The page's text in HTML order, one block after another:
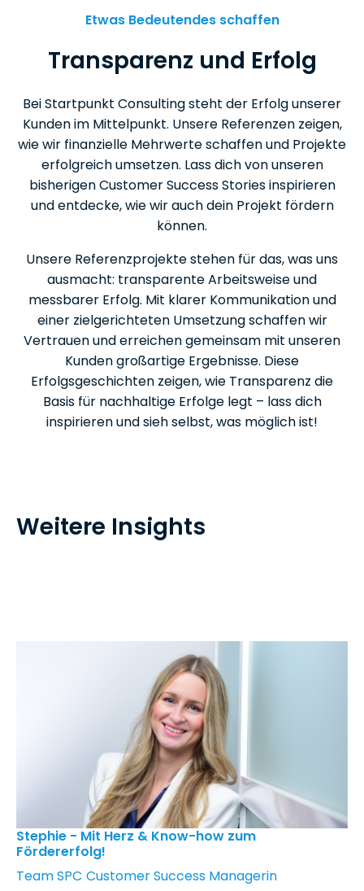
Etwas Bedeutendes schaffen
Transparenz und Erfolg
Bei Startpunkt Consulting steht der Erfolg unserer
Kunden im Mittelpunkt. Unsere Referenzen zeigen,
wie wir finanzielle Mehrwerte schaffen und Projekte
erfolgreich umsetzen. Lass dich von unseren
bisherigen Customer Success Stories inspirieren
und entdecke, wie wir auch dein Projekt fördern
können.
Unsere Referenzprojekte stehen für das, was uns
ausmacht: transparente Arbeitsweise und
messbarer Erfolg. Mit klarer Kommunikation und
einer zielgerichteten Umsetzung schaffen wir
Vertrauen und erreichen gemeinsam mit unseren
Kunden großartige Ergebnisse. Diese
Erfolgsgeschichten zeigen, wie Transparenz die
Basis für nachhaltige Erfolge legt – lass dich
inspirieren und sieh selbst, was möglich ist!
Weitere Insights
Stephie - Mit Herz & Know-how zum
Fördererfolg!
Team SPC Customer Success Managerin